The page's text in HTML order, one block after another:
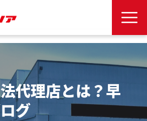
代理店とは？早
グ